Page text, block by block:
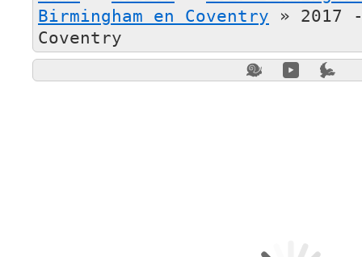
Birmingham en Coventry » 2017
Coventry